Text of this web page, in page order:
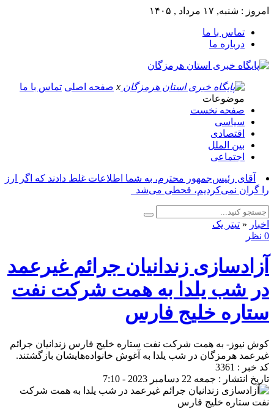
امروز : شنبه, ۱۷ مرداد , ۱۴۰۵
تماس با ما
درباره ما
x صفحه اصلی تماس با ما
موضوعات
صفحه نخست
سیاسی
اقتصادی
بین الملل
اجتماعی
آقای رئیس‌جمهور محترم، به شما اطلاعات غلط دادند که اگر ارز
را گران نمی‌کردیم، قحطی می‌شد_
اخبار « تیتر یک
0 نظر
آزادسازی زندانیان جرائم غیرعمد
در شب یلدا به همت شرکت نفت
ستاره خلیج فارس
کوش نیوز- به همت شرکت نفت ستاره خلیج فارس زندانیان جرائم
غیرعمد هرمزگان در شب یلدا به آغوش خانواده‌هایشان بازگشتند.
کد خبر : 3361
تاریخ انتشار : جمعه 22 دسامبر 2023 - 7:10